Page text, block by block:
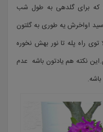
که برای گلدهی به طول شب
اواخرش یه طوری به گلتون
توی راه پله تا نور بهش نخوره
دادن.این نکته هم یادتون باشه عدم